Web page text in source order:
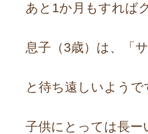
あと1か月もすれば
息子（3歳）は、「
と待ち遠しいようで
子供にとっては長ー